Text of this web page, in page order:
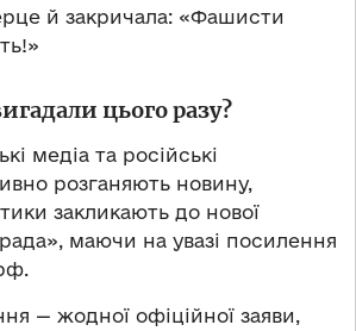
й закричала: «Фашисти
цього разу?
медіа та російські
розганяють новину,
закликають до нової
маючи на увазі посилення
— жодної офіційної заяви,